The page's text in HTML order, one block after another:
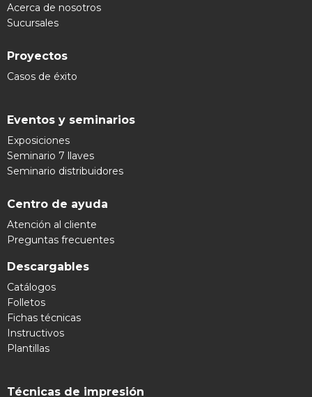
Acerca de nosotros
Sucursales
Proyectos
Casos de éxito
Eventos y seminarios
Exposiciones
Seminario 7 llaves
Seminario distribuidores
Centro de ayuda
Atención al cliente
Preguntas frecuentes
Descargables
Catálogos
Folletos
Fichas técnicas
Instructivos
Plantillas
Técnicas de impresión